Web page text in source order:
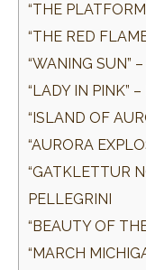
“THE
“THE RED
“WANING SUN”
“LADY IN PINK”
“ISLAND OF
“AURORA
“GATKLETTUR
PELLEGRINI
“BEAUTY OF
“MARCH